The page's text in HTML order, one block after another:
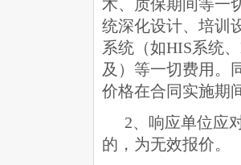
术、质保期间等一
统深化设计、培训
系统（如HIS系统
及）等一切费用。
价格在合同实施期
2、响应单位应
的，为无效报价。